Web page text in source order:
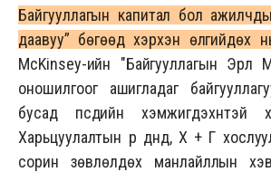
Байгууллагын капитал бол
даавуу” бөгөөд хэрхэн өлгийдөх
McKinsey-ийн "Байгууллагын
оношилгоог ашигладаг
бусад пүүсүүдийн хэмжигдэхүүнтэй
Харьцуулалтын үр дүнд, Х + Г
сорин зөвлөлдөх манлайллын